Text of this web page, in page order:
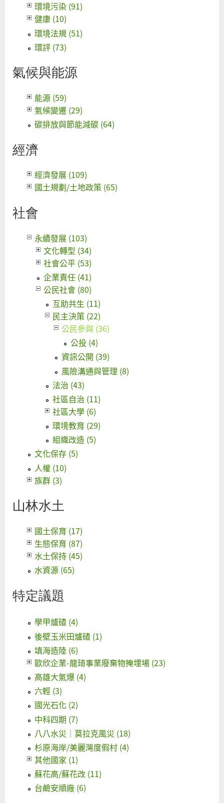
環境污染 (91)
健康 (10)
環境法規 (51)
環評 (73)
氣候與能源
能源 (59)
氣候變遷 (29)
碳排放與節能減碳 (64)
經濟
經濟發展 (109)
國土規劃/土地政策 (65)
社會
永續發展 (103)
文化轉型 (34)
社會公平 (53)
企業責任 (41)
公民社會 (80)
互助共生 (11)
民主決策 (22)
公民參與 (36)
公投 (4)
資訊公開 (39)
風險溝通與管理 (8)
法治 (43)
社區自治 (11)
社區大學 (6)
環境教育 (29)
組織改造 (5)
文化保存 (5)
人權 (10)
族群 (3)
山林水土
國土保育 (17)
生態保育 (87)
水土保持 (45)
水資源 (65)
特定議題
學甲爐碴 (4)
後壁玉米田爐碴 (1)
填海造陸 (6)
歐欣企業-龍琦事業廢棄物掩埋場 (23)
高雄大氣爆 (4)
六輕 (3)
國光石化 (2)
中科四期 (7)
八八水災｜莫拉克風災 (18)
杉原海岸/美麗灣度假村 (4)
其他國家 (1)
蘇花高/蘇花改 (11)
台鹼安順廠 (6)